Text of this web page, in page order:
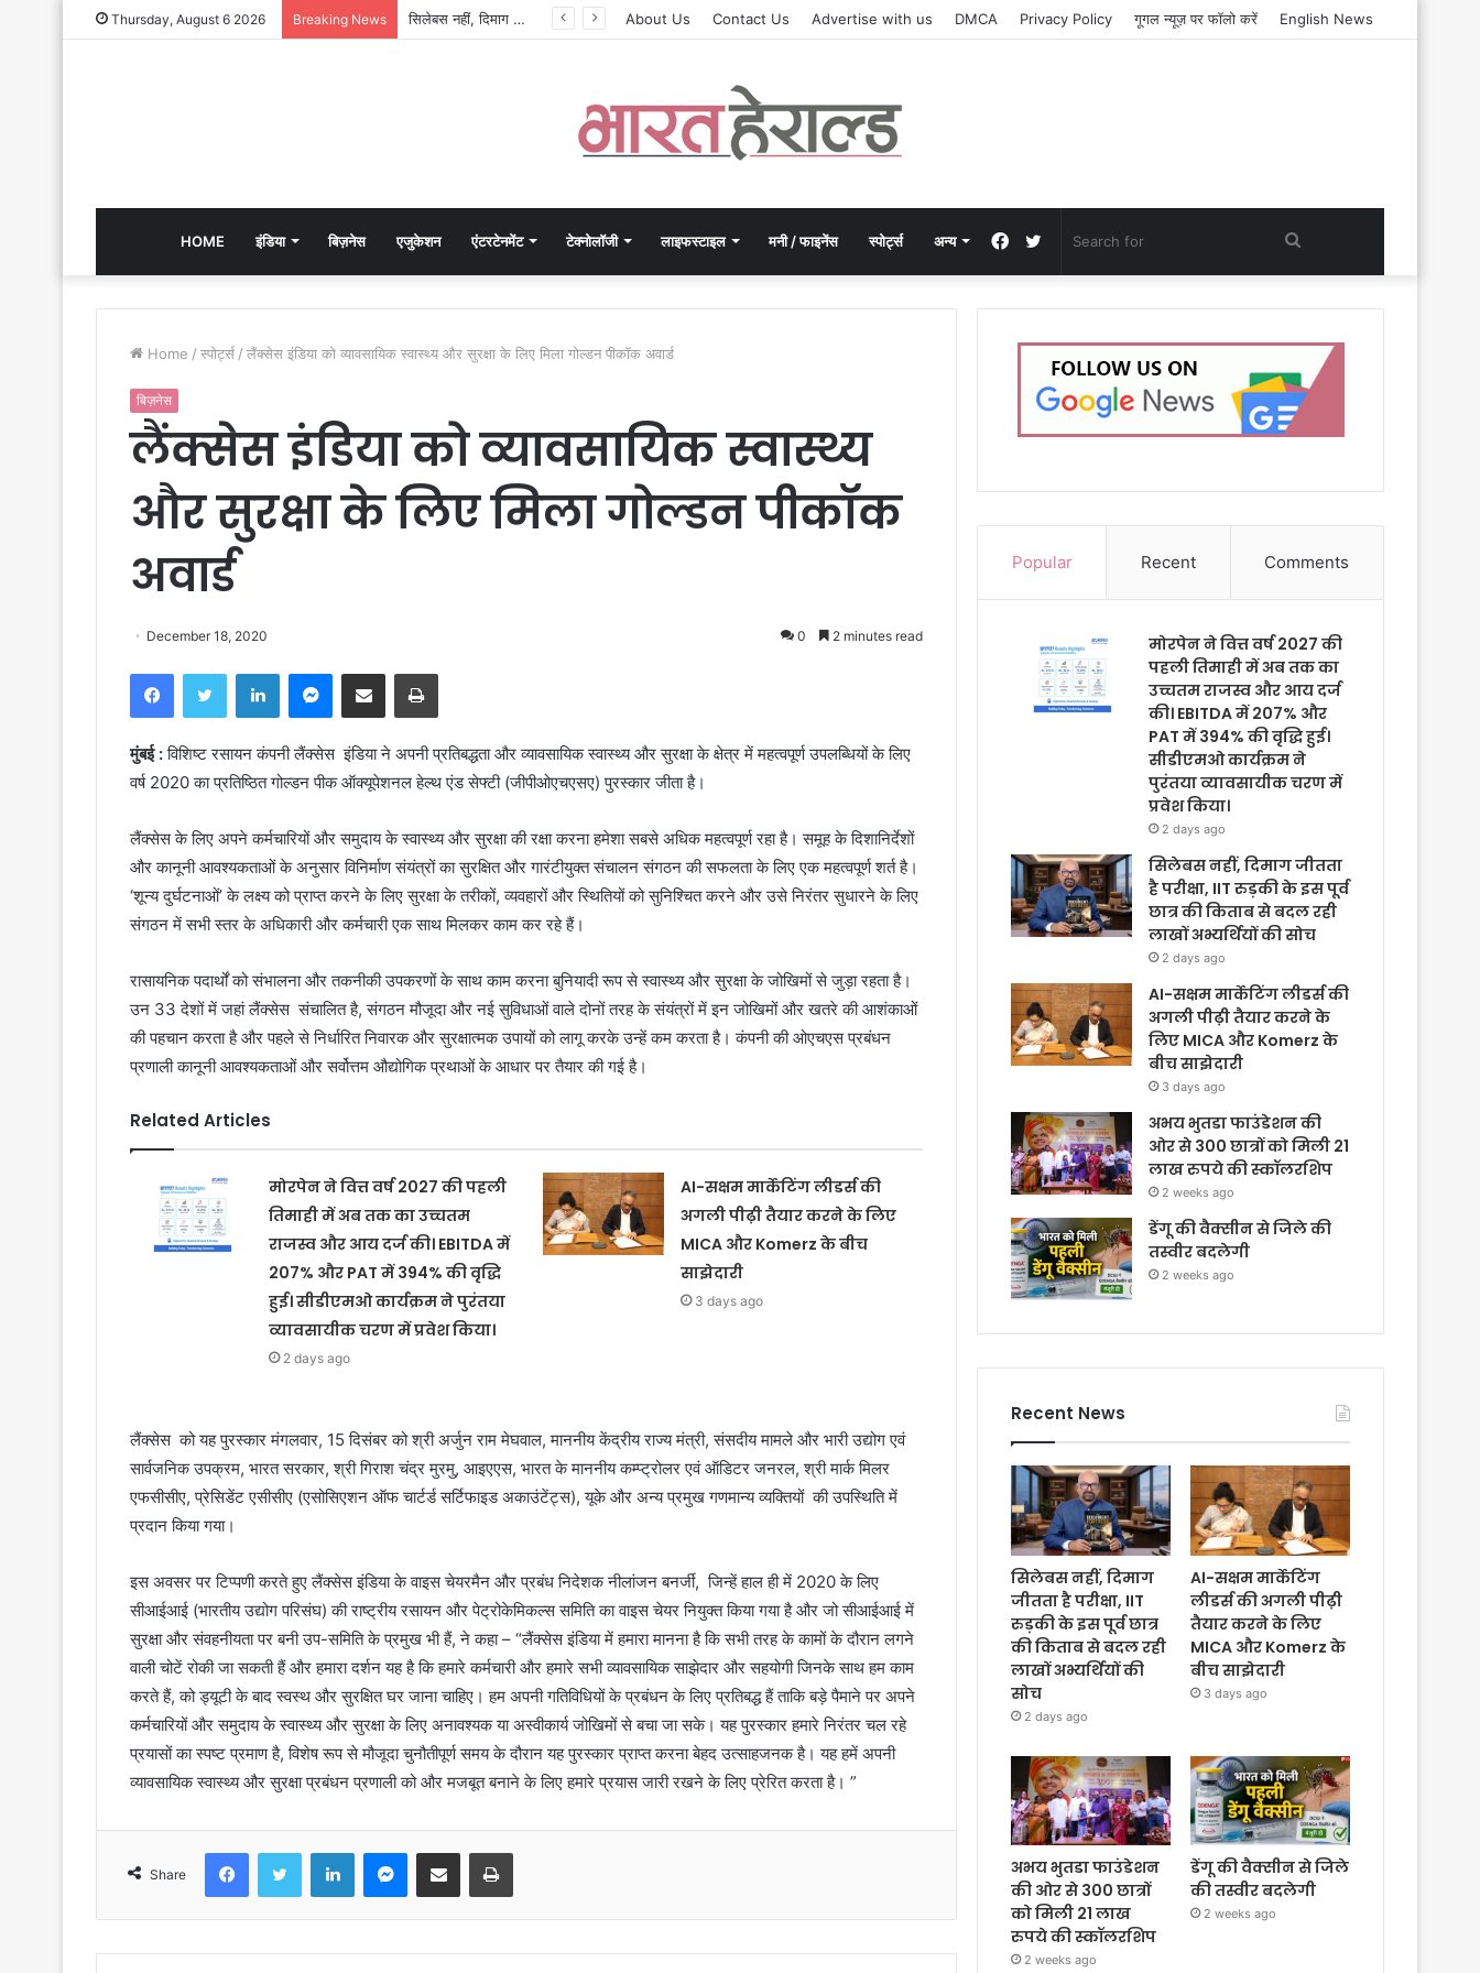
Thursday, August 6 2026 Breaking News सिलेबस नहीं, दिमाग जीतता है परीक्षा, IIT रुड़की के इस पूर्व छात्र की किताब से बदल रही लाखों अभ्यर्थियों की सोच About Us Contact Us Advertise with us DMCA Privacy Policy गूगल न्यूज़ पर फॉलो करें English News
HOME इंडिया बिज़नेस एजुकेशन एंटरटेनमेंट टेक्नोलॉजी लाइफस्टाइल मनी / फाइनेंस स्पोर्ट्स अन्य
for
Twitter
Facebook
Home / स्पोर्ट्स / लैंक्‍सेस इंडिया को व्यावसायिक स्वास्थ्य और सुरक्षा के लिए मिला गोल्डन पीकॉक अवार्ड
बिज़नेस
लैंक्‍सेस इंडिया को व्यावसायिक स्वास्थ्य
और सुरक्षा के लिए मिला गोल्डन पीकॉक
अवार्ड
December 18, 2020 0 2 minutes read
मुंबई :विशिष्ट रसायन कंपनी लैंक्‍सेस इंडिया ने अपनी प्रतिबद्धता और व्यावसायिक स्वास्थ्य और सुरक्षा के क्षेत्र में महत्वपूर्ण उपलब्धियों के लिए
वर्ष 2020 का प्रतिष्ठित गोल्डन पीक ऑक्यूपेशनल हेल्थ एंड सेफ्टी (जीपीओएचएसए) पुरस्कार जीता है।
लैंक्‍सेस के लिए अपने कर्मचारियों और समुदाय के स्वास्थ्य और सुरक्षा की रक्षा करना हमेशा सबसे अधिक महत्‍वपूर्ण रहा है। समूह के दिशानिर्देशों
और कानूनी आवश्यकताओं के अनुसार विनिर्माण संयंत्रों का सुरक्षित और गारंटीयुक्त संचालन संगठन की सफलता के लिए एक महत्वपूर्ण शर्त है।
‘शून्य दुर्घटनाओं’ के लक्ष्य को प्राप्त करने के लिए सुरक्षा के तरीकों, व्यवहारों और स्थितियों को सुनिश्चित करने और उसे निरंतर सुधारने के लिए
संगठन में सभी स्तर के अधिकारी और कर्मचारी एक साथ मिलकर काम कर रहे हैं।
रासायनिक पदार्थों को संभालना और तकनीकी उपकरणों के साथ काम करना बुनियादी रूप से स्वास्थ्य और सुरक्षा के जोखिमों से जुड़ा रहता है।
उन 33 देशों में जहां लैंक्‍सेस संचालित है, संगठन मौजूदा और नई सुविधाओं वाले दोनों तरह के संयंत्रों में इन जोखिमों और खतरे की आशंकाओं
की पहचान करता है और पहले से निर्धारित निवारक और सुरक्षात्मक उपायों को लागू करके उन्हें कम करता है। कंपनी की ओएचएस प्रबंधन
प्रणाली कानूनी आवश्यकताओं और सर्वोत्तम औद्योगिक प्रथाओं के आधार पर तैयार की गई है।
Related Articles
मोरपेन ने वित्त वर्ष 2027 की पहली
तिमाही में अब तक का उच्चतम
राजस्व और आय दर्ज की। EBITDA में
207% और PAT में 394% की वृद्धि
हुई। सीडीएमओ कार्यक्रम ने पुरंतया
व्यावसायीक चरण में प्रवेश किया।
2 days ago
AI-सक्षम मार्केटिंग लीडर्स की
अगली पीढ़ी तैयार करने के लिए
MICA और Komerz के बीच
साझेदारी
3 days ago
लैंक्‍सेस को यह पुरस्कार मंगलवार, 15 दिसंबर को श्री अर्जुन राम मेघवाल, माननीय केंद्रीय राज्‍य मंत्री, संसदीय मामले और भारी उद्योग एवं
सार्वजनिक उपक्रम, भारत सरकार, श्री गिराश चंद्र मुरमु, आइएएस, भारत के माननीय कम्‍प्‍ट्रोलर एवं ऑडिटर जनरल, श्री मार्क मिलर
एफसीसीए, प्रेसिडेंट एसीसीए (एसोसिएशन ऑफ चार्टर्ड सर्टिफाइड अकाउंटेंट्स), यूके और अन्‍य प्रमुख गणमान्‍य व्‍यक्तियों की उपस्थिति में
प्रदान किया गया।
इस अवसर पर टिप्पणी करते हुए लैंक्‍सेस इंडिया के वाइस चेयरमैन और प्रबंध निदेशक नीलांजन बनर्जी, जिन्हें हाल ही में 2020 के लिए
सीआईआई (भारतीय उद्योग परिसंघ) की राष्ट्रीय रसायन और पेट्रोकेमिकल्स समिति का वाइस चेयर नियुक्त किया गया है और जो सीआईआई में
सुरक्षा और संवहनीयता पर बनी उप-समिति के प्रमुख भी हैं, ने कहा – “लैंक्‍सेस इंडिया में हमारा मानना है कि सभी तरह के कामों के दौरान लगने
वाली चोटें रोकी जा सकती हैं और हमारा दर्शन यह है कि हमारे कर्मचारी और हमारे सभी व्यावसायिक साझेदार और सहयोगी जिनके साथ हम काम
करते हैं, को ड्यूटी के बाद स्वस्थ और सुरक्षित घर जाना चाहिए। हम अपनी गतिविधियों के प्रबंधन के लिए प्रतिबद्ध हैं ताकि बड़े पैमाने पर अपने
कर्मचारियों और समुदाय के स्वास्थ्य और सुरक्षा के लिए अनावश्यक या अस्वीकार्य जोखिमों से बचा जा सके। यह पुरस्कार हमारे निरंतर चल रहे
प्रयासों का स्‍पष्‍ट प्रमाण है, विशेष रूप से मौजूदा चुनौतीपूर्ण समय के दौरान यह पुरस्कार प्राप्त करना बेहद उत्साहजनक है। यह हमें अपनी
व्यावसायिक स्वास्थ्य और सुरक्षा प्रबंधन प्रणाली को और मजबूत बनाने के लिए हमारे प्रयास जारी रखने के लिए प्रेरित करता है। ”
Share
Popular Recent Comments
मोरपेन ने वित्त वर्ष 2027 की
पहली तिमाही में अब तक का
उच्चतम राजस्व और आय दर्ज
की। EBITDA में 207% और
PAT में 394% की वृद्धि हुई।
सीडीएमओ कार्यक्रम ने
पुरंतया व्यावसायीक चरण में
प्रवेश किया।
2 days ago
सिलेबस नहीं, दिमाग जीतता
है परीक्षा, IIT रुड़की के इस पूर्व
छात्र की किताब से बदल रही
लाखों अभ्यर्थियों की सोच
2 days ago
AI-सक्षम मार्केटिंग लीडर्स की
अगली पीढ़ी तैयार करने के
लिए MICA और Komerz के
बीच साझेदारी
3 days ago
अभय भुतडा फाउंडेशन की
ओर से 300 छात्रों को मिली 21
लाख रुपये की स्कॉलरशिप
2 weeks ago
डेंगू की वैक्सीन से जिले की
तस्वीर बदलेगी
2 weeks ago
Recent News
सिलेबस नहीं, दिमाग
जीतता है परीक्षा, IIT
रुड़की के इस पूर्व छात्र
की किताब से बदल रही
लाखों अभ्यर्थियों की
सोच
2 days ago
AI-सक्षम मार्केटिंग
लीडर्स की अगली पीढ़ी
तैयार करने के लिए
MICA और Komerz के
बीच साझेदारी
3 days ago
अभय भुतडा फाउंडेशन
की ओर से 300 छात्रों
को मिली 21 लाख
रुपये की स्कॉलरशिप
2 weeks ago
डेंगू की वैक्सीन से जिले
की तस्वीर बदलेगी
2 weeks ago